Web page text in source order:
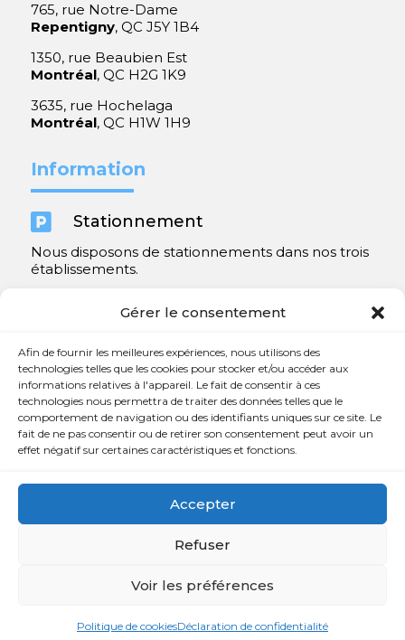
Gérer le consentement
Afin de fournir les meilleures expériences, nous utilisons des
technologies telles que les cookies pour stocker et/ou accéder aux
informations relatives à l'appareil. Le fait de consentir à ces
technologies nous permettra de traiter des données telles que le
comportement de navigation ou des identifiants uniques sur ce site. Le
fait de ne pas consentir ou de retirer son consentement peut avoir un
effet négatif sur certaines caractéristiques et fonctions.
Accepter
Refuser
Voir les préférences
Politique de cookiesDéclaration de confidentialité
765, rue Notre-Dame
Repentigny, QC J5Y 1B4
1350, rue Beaubien Est
Montréal, QC H2G 1K9
3635, rue Hochelaga
Montréal, QC H1W 1H9
Information
 Stationnement
Nous disposons de stationnements dans nos trois
établissements.
Contact
 450 654-3342
 info@charlesrajotte.com
765, rue Notre-Dame
Copyright © Charles E. Rajotte complexe funéraire 2024 –
Triaxe